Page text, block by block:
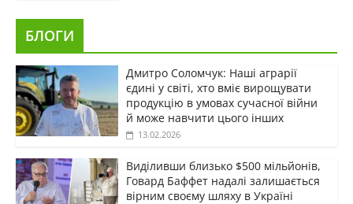
БЛОГИ
Дмитро Соломчук: Наші аграрії
єдині у світі, хто вміє вирощувати
продукцію в умовах сучасної війни
й може навчити цього інших
13.02.2026
Виділивши близько $500 мільйонів,
Говард Баффет надалі залишається
вірним своєму шляху в Україні